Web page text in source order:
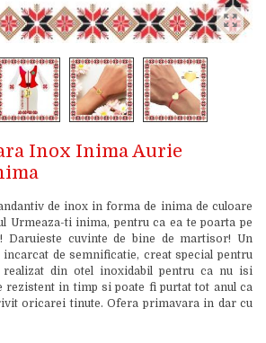
Inox Inima Aurie
de inox in forma de inima de culoare
Urmeaza-ti inima, pentru ca ea te poarta pe
Daruieste cuvinte de bine de martisor! Un
de semnificatie, creat special pentru
realizat din otel inoxidabil pentru ca nu isi
rezistent in timp si poate fi purtat tot anul ca
oricarei tinute. Ofera primavara in dar cu